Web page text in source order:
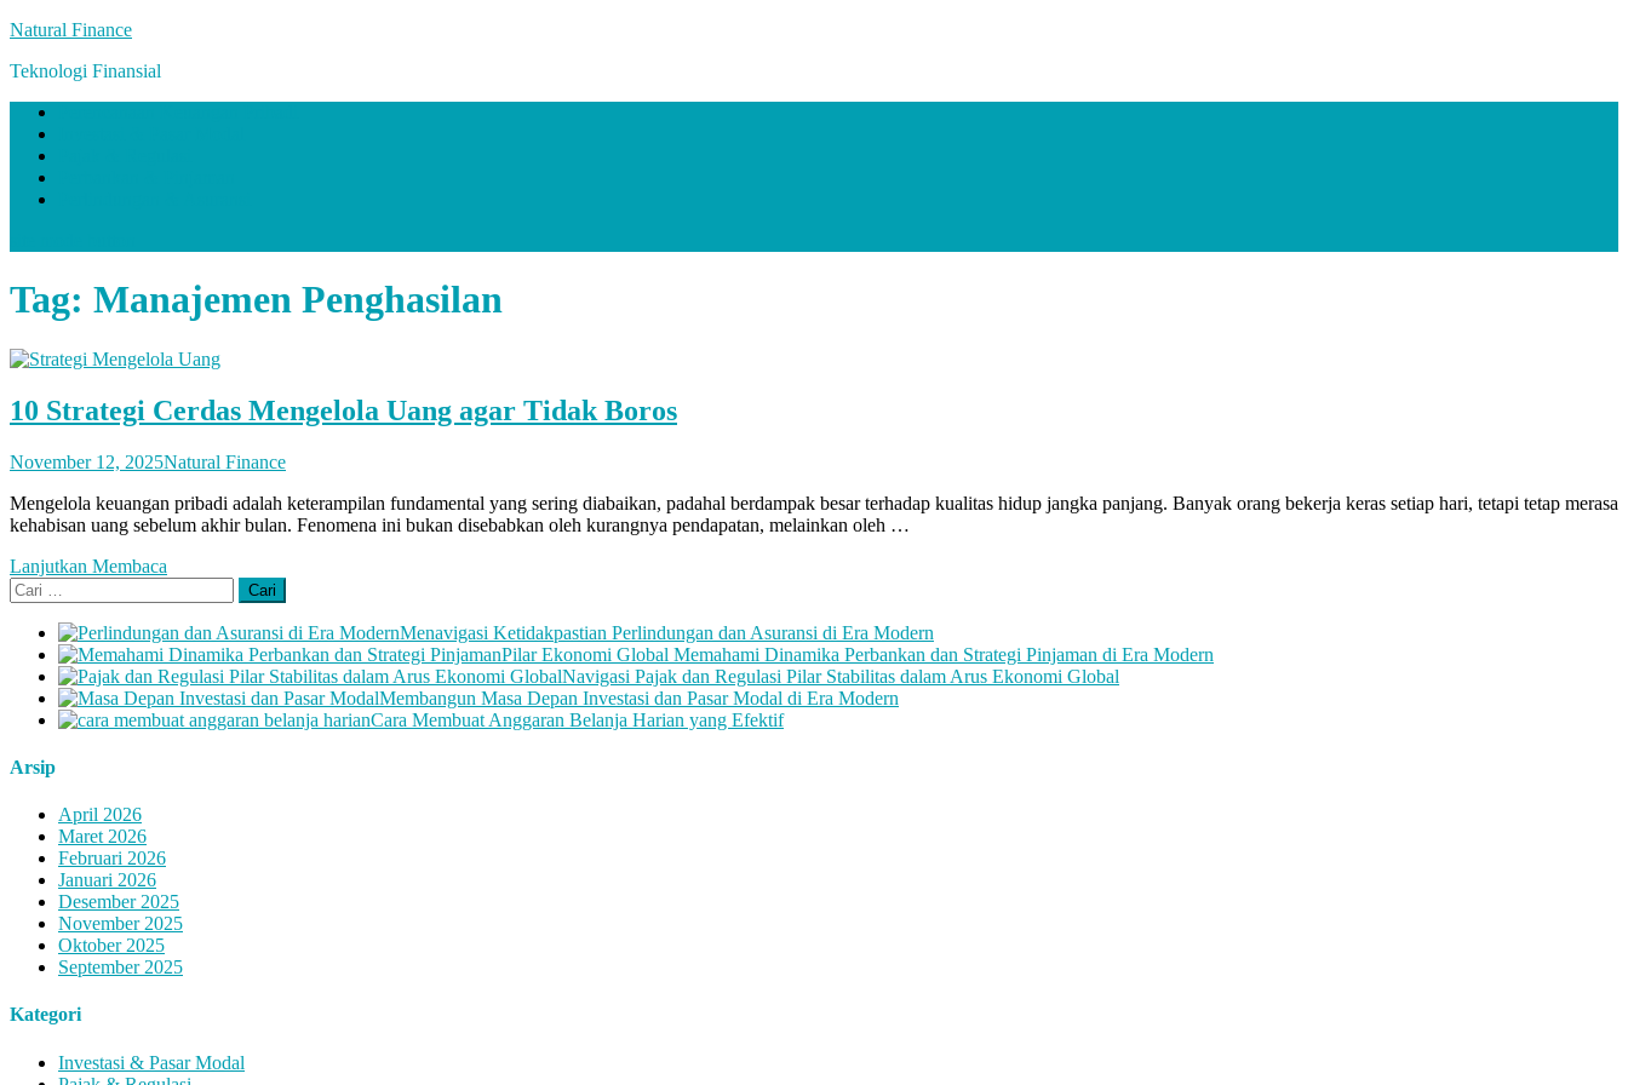
Skip
content
Natural Finance
Teknologi Finansial
Tag: Manajemen Penghasilan
10 Strategi Cerdas Mengelola Uang agar Tidak Boros
November 12, 2025Natural Finance
Mengelola keuangan pribadi adalah keterampilan fundamental yang sering diabaikan, padahal berdampak besar terhadap kualitas hidup jangka panjang. Banyak orang bekerja keras setiap hari, tetapi tetap merasa
kehabisan uang sebelum akhir bulan. Fenomena ini bukan disebabkan oleh kurangnya pendapatan, melainkan oleh …
Lanjutkan Membaca
Cari
untuk:
Menavigasi Ketidakpastian Perlindungan dan Asuransi di Era Modern
Pilar Ekonomi Global Memahami Dinamika Perbankan dan Strategi Pinjaman di Era Modern
Navigasi Pajak dan Regulasi Pilar Stabilitas dalam Arus Ekonomi Global
Membangun Masa Depan Investasi dan Pasar Modal di Era Modern
Cara Membuat Anggaran Belanja Harian yang Efektif
Arsip
April 2026
Maret 2026
Februari 2026
Januari 2026
Desember 2025
November 2025
Oktober 2025
September 2025
Kategori
Investasi & Pasar Modal